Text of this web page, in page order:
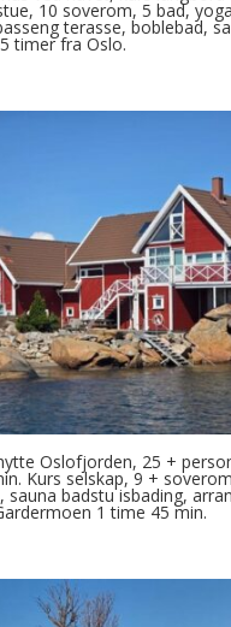
10 soverom, 5 bad,
terasse, boblebad,
timer fra Oslo.
Oslofjorden, 25 +
Kurs selskap, 9 +
sauna badstu isbading,
1 time 45 min.